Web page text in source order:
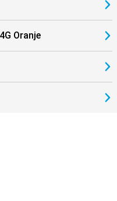
Oranje